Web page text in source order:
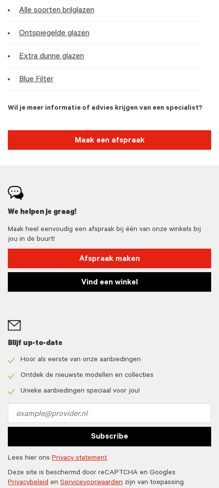
Alle soorten brilglazen
Ontspiegelde glazen
Extra dunne glazen
Blue Filter
Wil je meer informatie of advies krijgen van een specialist?
Maak een afspraak
We helpen je graag!
Maak heel eenvoudig een afspraak bij één van onze winkels bij
jou in de buurt!
Afspraak maken
Vind een winkel
Blijf up-to-date
icon
Hoor als eerste van onze aanbiedingen
icon
Ontdek de nieuwste modellen en collecties
Unieke aanbiedingen speciaal voor jou!
address
Subscribe
Lees hier ons Privacy statement
Deze site is beschermd door reCAPTCHA en Googles
Privacybeleid en Servicevoorwaarden zijn van toepassing